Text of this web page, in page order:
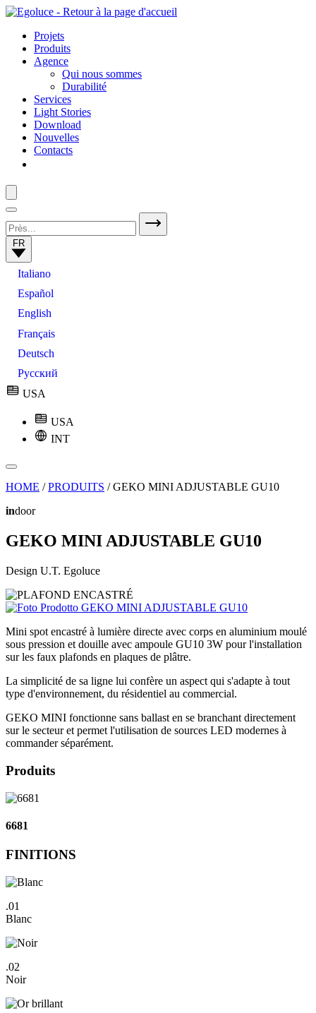
Projets
Produits
Agence
Qui nous sommes
Durabilité
Services
Light Stories
Download
Nouvelles
Contacts
FR
Italiano
Español
English
Français
Deutsch
Русский
USA
USA
INT
HOME / PRODUITS / GEKO MINI ADJUSTABLE GU10
indoor
GEKO MINI ADJUSTABLE GU10
Design U.T. Egoluce
Mini spot encastré à lumière directe avec corps en aluminium moulé
sous pression et douille avec ampoule GU10 3W pour l'installation
sur les faux plafonds en plaques de plâtre.
La simplicité de sa ligne lui confère un aspect qui s'adapte à tout
type d'environnement, du résidentiel au commercial.
GEKO MINI fonctionne sans ballast en se branchant directement
sur le secteur et permet l'utilisation de sources LED modernes à
commander séparément.
Produits
6681
FINITIONS
.01
Blanc
.02
Noir